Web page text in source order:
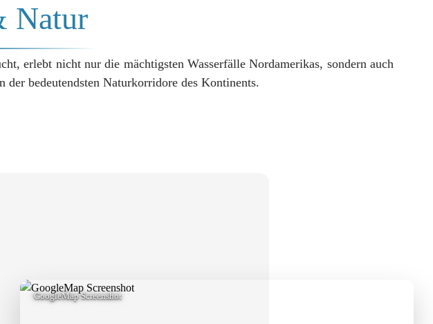
Natur
der bedeutendsten Naturkorridore des Kontinents.
GoogleMap Screenshot